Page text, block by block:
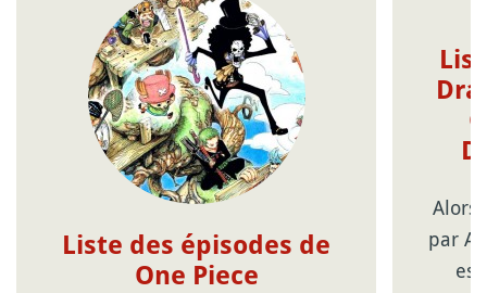
Liste des épisodes de
One Piece
Alors
par